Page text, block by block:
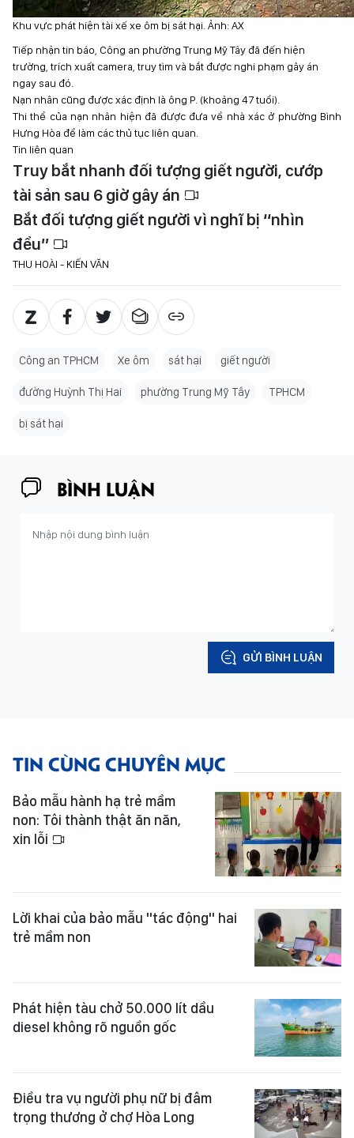
Khu vực phát hiện tài xế xe ôm bị sát hại. Ảnh: AX
Tiếp nhận tin báo, Công an phường Trung Mỹ Tây đã đến hiện
trường, trích xuất camera, truy tìm và bắt được nghi phạm gây án
ngay sau đó.
Nạn nhân cũng được xác định là ông P. (khoảng 47 tuổi).
Thi thể của nạn nhân hiện đã được đưa về nhà xác ở phường Bình
Hưng Hòa để làm các thủ tục liên quan.
Tin liên quan
Truy bắt nhanh đối tượng giết người, cướp
tài sản sau 6 giờ gây án
Bắt đối tượng giết người vì nghĩ bị “nhìn
đểu”
THU HOÀI - KIẾN VĂN
Công an TPHCM Xe ôm sát hại giết người
đường Huỳnh Thị Hai phường Trung Mỹ Tây TPHCM
bị sát hại
BÌNH LUẬN
GỬI BÌNH LUẬN
TIN CÙNG CHUYÊN MỤC
Bảo mẫu hành hạ trẻ mầm
non: Tôi thành thật ăn năn,
xin lỗi
Lời khai của bảo mẫu "tác động" hai
trẻ mầm non
Phát hiện tàu chở 50.000 lít dầu
diesel không rõ nguồn gốc
Điều tra vụ người phụ nữ bị đâm
trọng thương ở chợ Hòa Long